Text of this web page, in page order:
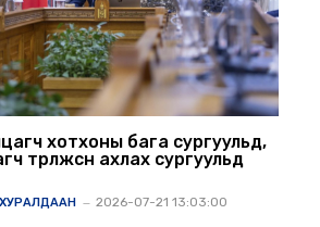
хотхоны бага сургуульд,
төрөлжсөн ахлах сургуульд
2026-07-21 13:03:00